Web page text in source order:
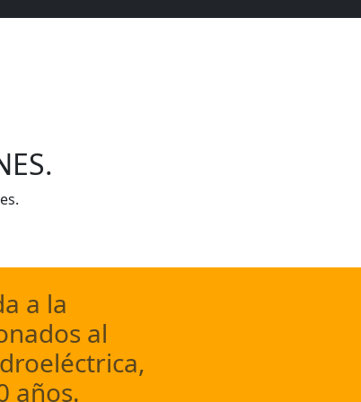
a la
al
años.